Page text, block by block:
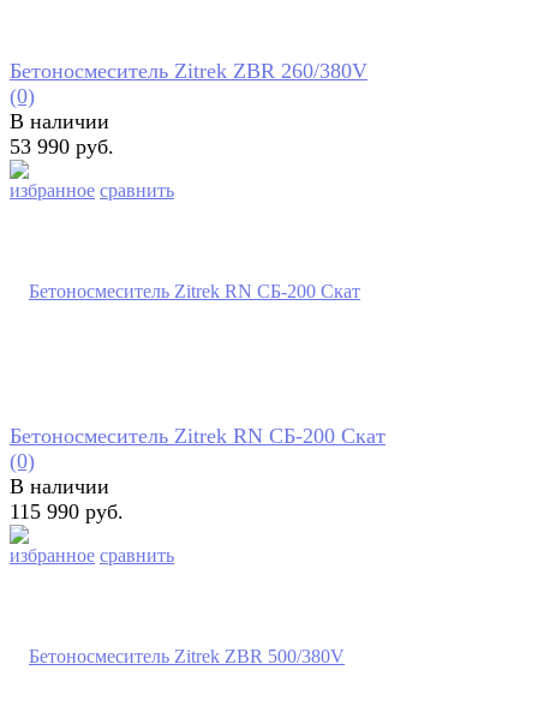
избранное сравнить
Бетоносмеситель Zitrek ZBR 260/380V
(0)
В наличии
53 990 руб.
избранное сравнить
Бетоносмеситель Zitrek RN СБ-200 Скат
(0)
В наличии
115 990 руб.